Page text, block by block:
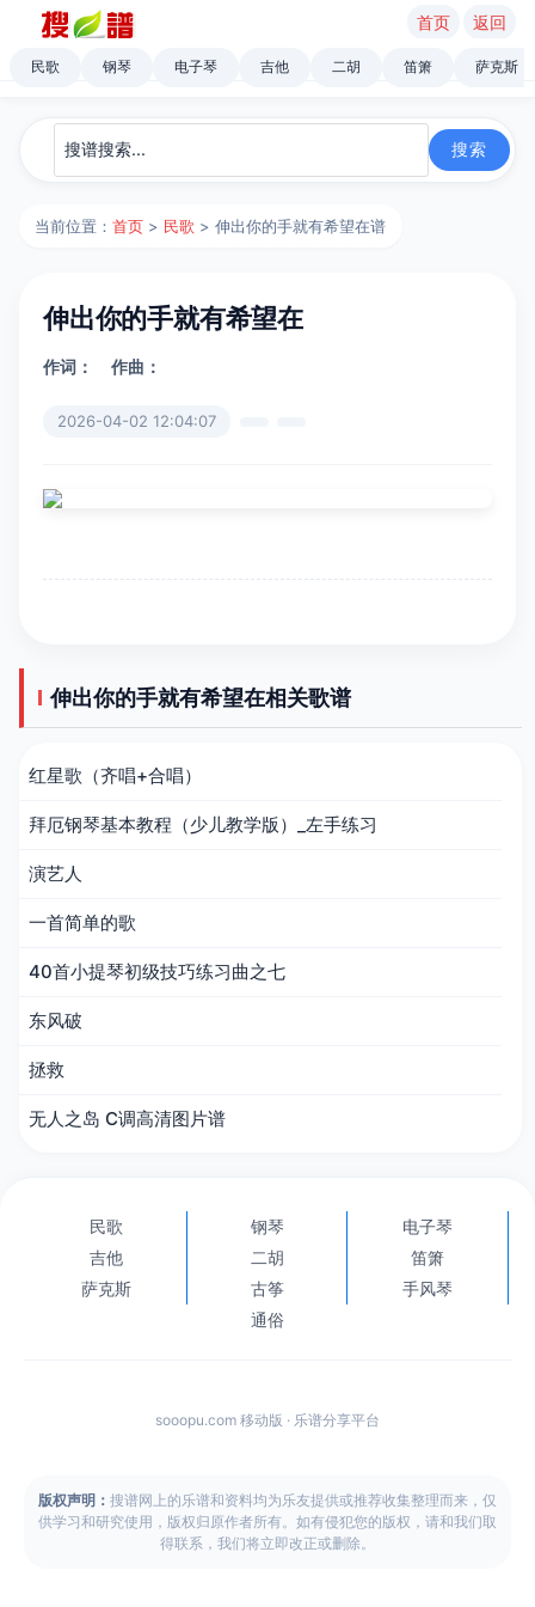
首页 返回
民歌 钢琴 电子琴 吉他 二胡 笛箫 萨克斯
当前位置：首页 > 民歌 > 伸出你的手就有希望在谱
伸出你的手就有希望在
作词： 作曲：
2026-04-02 12:04:07
伸出你的手就有希望在相关歌谱
红星歌（齐唱+合唱）
拜厄钢琴基本教程（少儿教学版）_左手练习
演艺人
一首简单的歌
40首小提琴初级技巧练习曲之七
东风破
拯救
无人之岛 C调高清图片谱
民歌 钢琴
电子琴
吉他
二胡
笛箫
萨克斯
古筝
手风琴
通俗
sooopu.com 移动版 · 乐谱分享平台
版权声明： 搜谱网上的乐谱和资料均为乐友提供或推荐收集整理而来，仅
供学习和研究使用，版权归原作者所有。如有侵犯您的版权，请和我们取
得联系，我们将立即改正或删除。